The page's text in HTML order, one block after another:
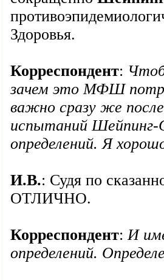
Здоровья.
Корреспондент:
зачем это МФШ
важно сразу же
испытаний
определений. Я
И.В.: Судя по
ОТЛИЧНО.
Корреспондент:И
определений.